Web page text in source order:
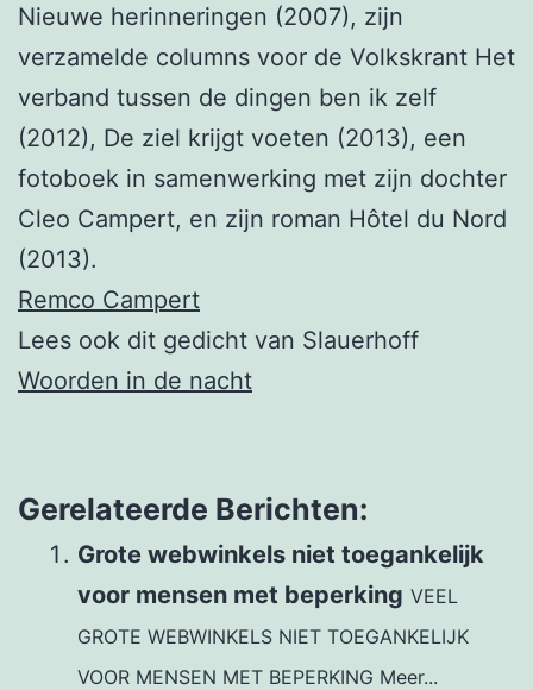
Nieuwe herinneringen (2007), zijn
verzamelde columns voor de Volkskrant Het
verband tussen de dingen ben ik zelf
(2012), De ziel krijgt voeten (2013), een
fotoboek in samenwerking met zijn dochter
Cleo Campert, en zijn roman Hôtel du Nord
(2013).
Remco Campert
Lees ook dit gedicht van Slauerhoff
Woorden in de nacht
Gerelateerde Berichten:
Grote webwinkels niet toegankelijk
voor mensen met beperking VEEL
GROTE WEBWINKELS NIET TOEGANKELIJK
VOOR MENSEN MET BEPERKING Meer...